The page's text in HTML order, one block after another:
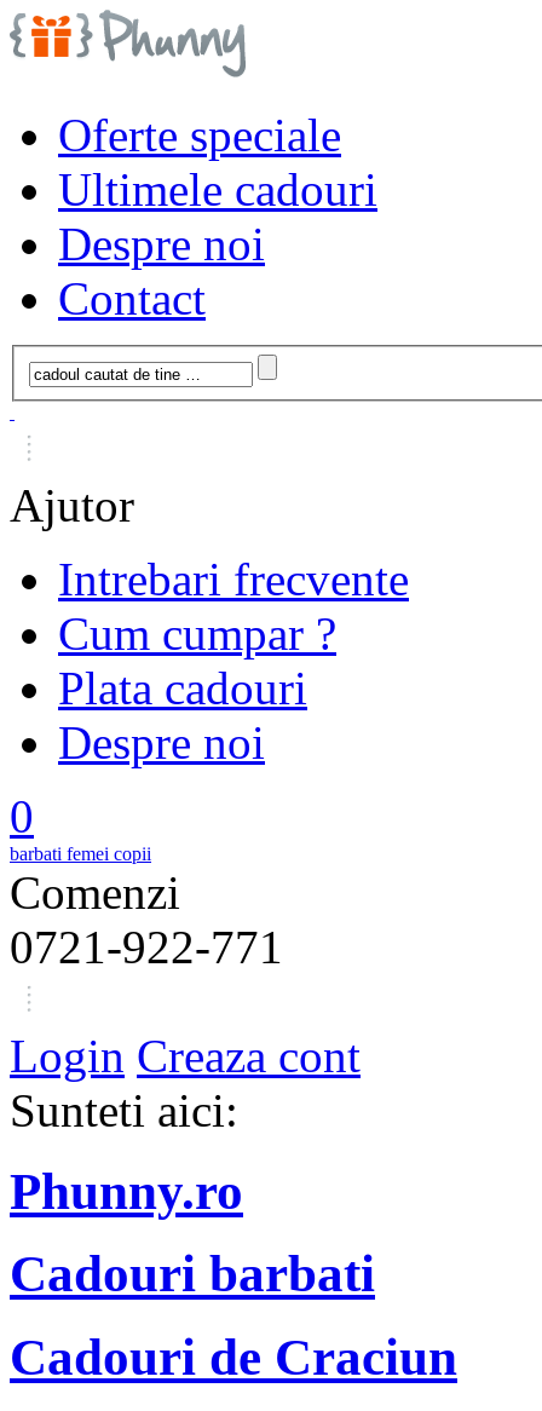
Oferte speciale
Ultimele cadouri
Despre noi
Contact
Ajutor
Intrebari frecvente
Cum cumpar ?
Plata cadouri
Despre noi
0
barbati femei copii
Comenzi
0721-922-771
Login Creaza cont
Sunteti aici:
Phunny.ro
Cadouri barbati
Cadouri de Craciun